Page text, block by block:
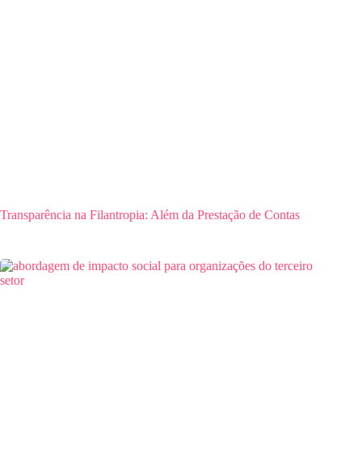
Transparência na Filantropia: Além da Prestação de Contas